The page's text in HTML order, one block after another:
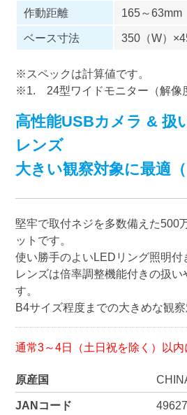
作動距離
165～63mm
ベース寸法
350（W）
※スペックは計算値です。
※1. 24型ワイドモニター（解像
高性能USBカメラ & 扱
レンズ
大きい観察対象に最適（
堅牢で取付ネジを多数備えた500
ットです。
使い勝手のよいLEDリング照明付
レンズは倍率調整機能付きの扱
す。
B4サイズ程度までの大きめな観察
通常3～4日（土日祝を除く）以内
原産国
JANコード